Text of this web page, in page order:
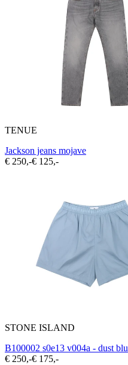
TENUE
Jackson jeans mojave
€ 250,-€ 125,-
STONE ISLAND
B100002 s0e13 v004a - dust blu
€ 250,-€ 175,-